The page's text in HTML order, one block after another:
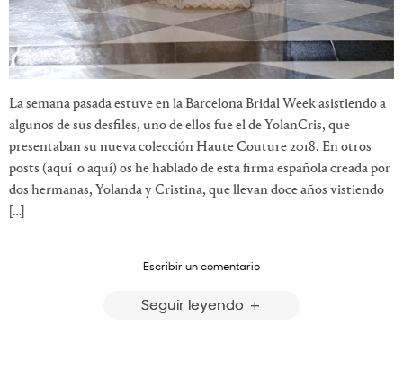
La semana pasada estuve en la Barcelona Bridal Week asistiendo a
algunos de sus desfiles, uno de ellos fue el de YolanCris, que
presentaban su nueva colección Haute Couture 2018. En otros
posts (aquí o aquí) os he hablado de esta firma española creada por
dos hermanas, Yolanda y Cristina, que llevan doce años vistiendo
[…]
Escribir un comentario
Seguir leyendo